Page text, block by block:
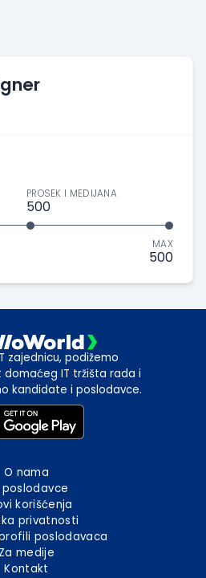
PROSEK I MEDIJANA
500
MAX
500
zajednicu, podižemo
IT tržišta rada i
kandidate i poslodavce.
O nama
poslodavce
korišćenja
privatnosti
poslodavaca
Za medije
Kontakt